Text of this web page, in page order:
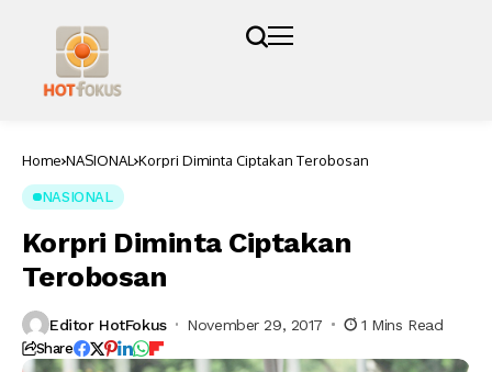
Home NASIONAL Korpri Diminta Ciptakan Terobosan
NASIONAL
Korpri Diminta Ciptakan
Terobosan
Editor HotFokus November 29, 2017 1 Mins Read
Share